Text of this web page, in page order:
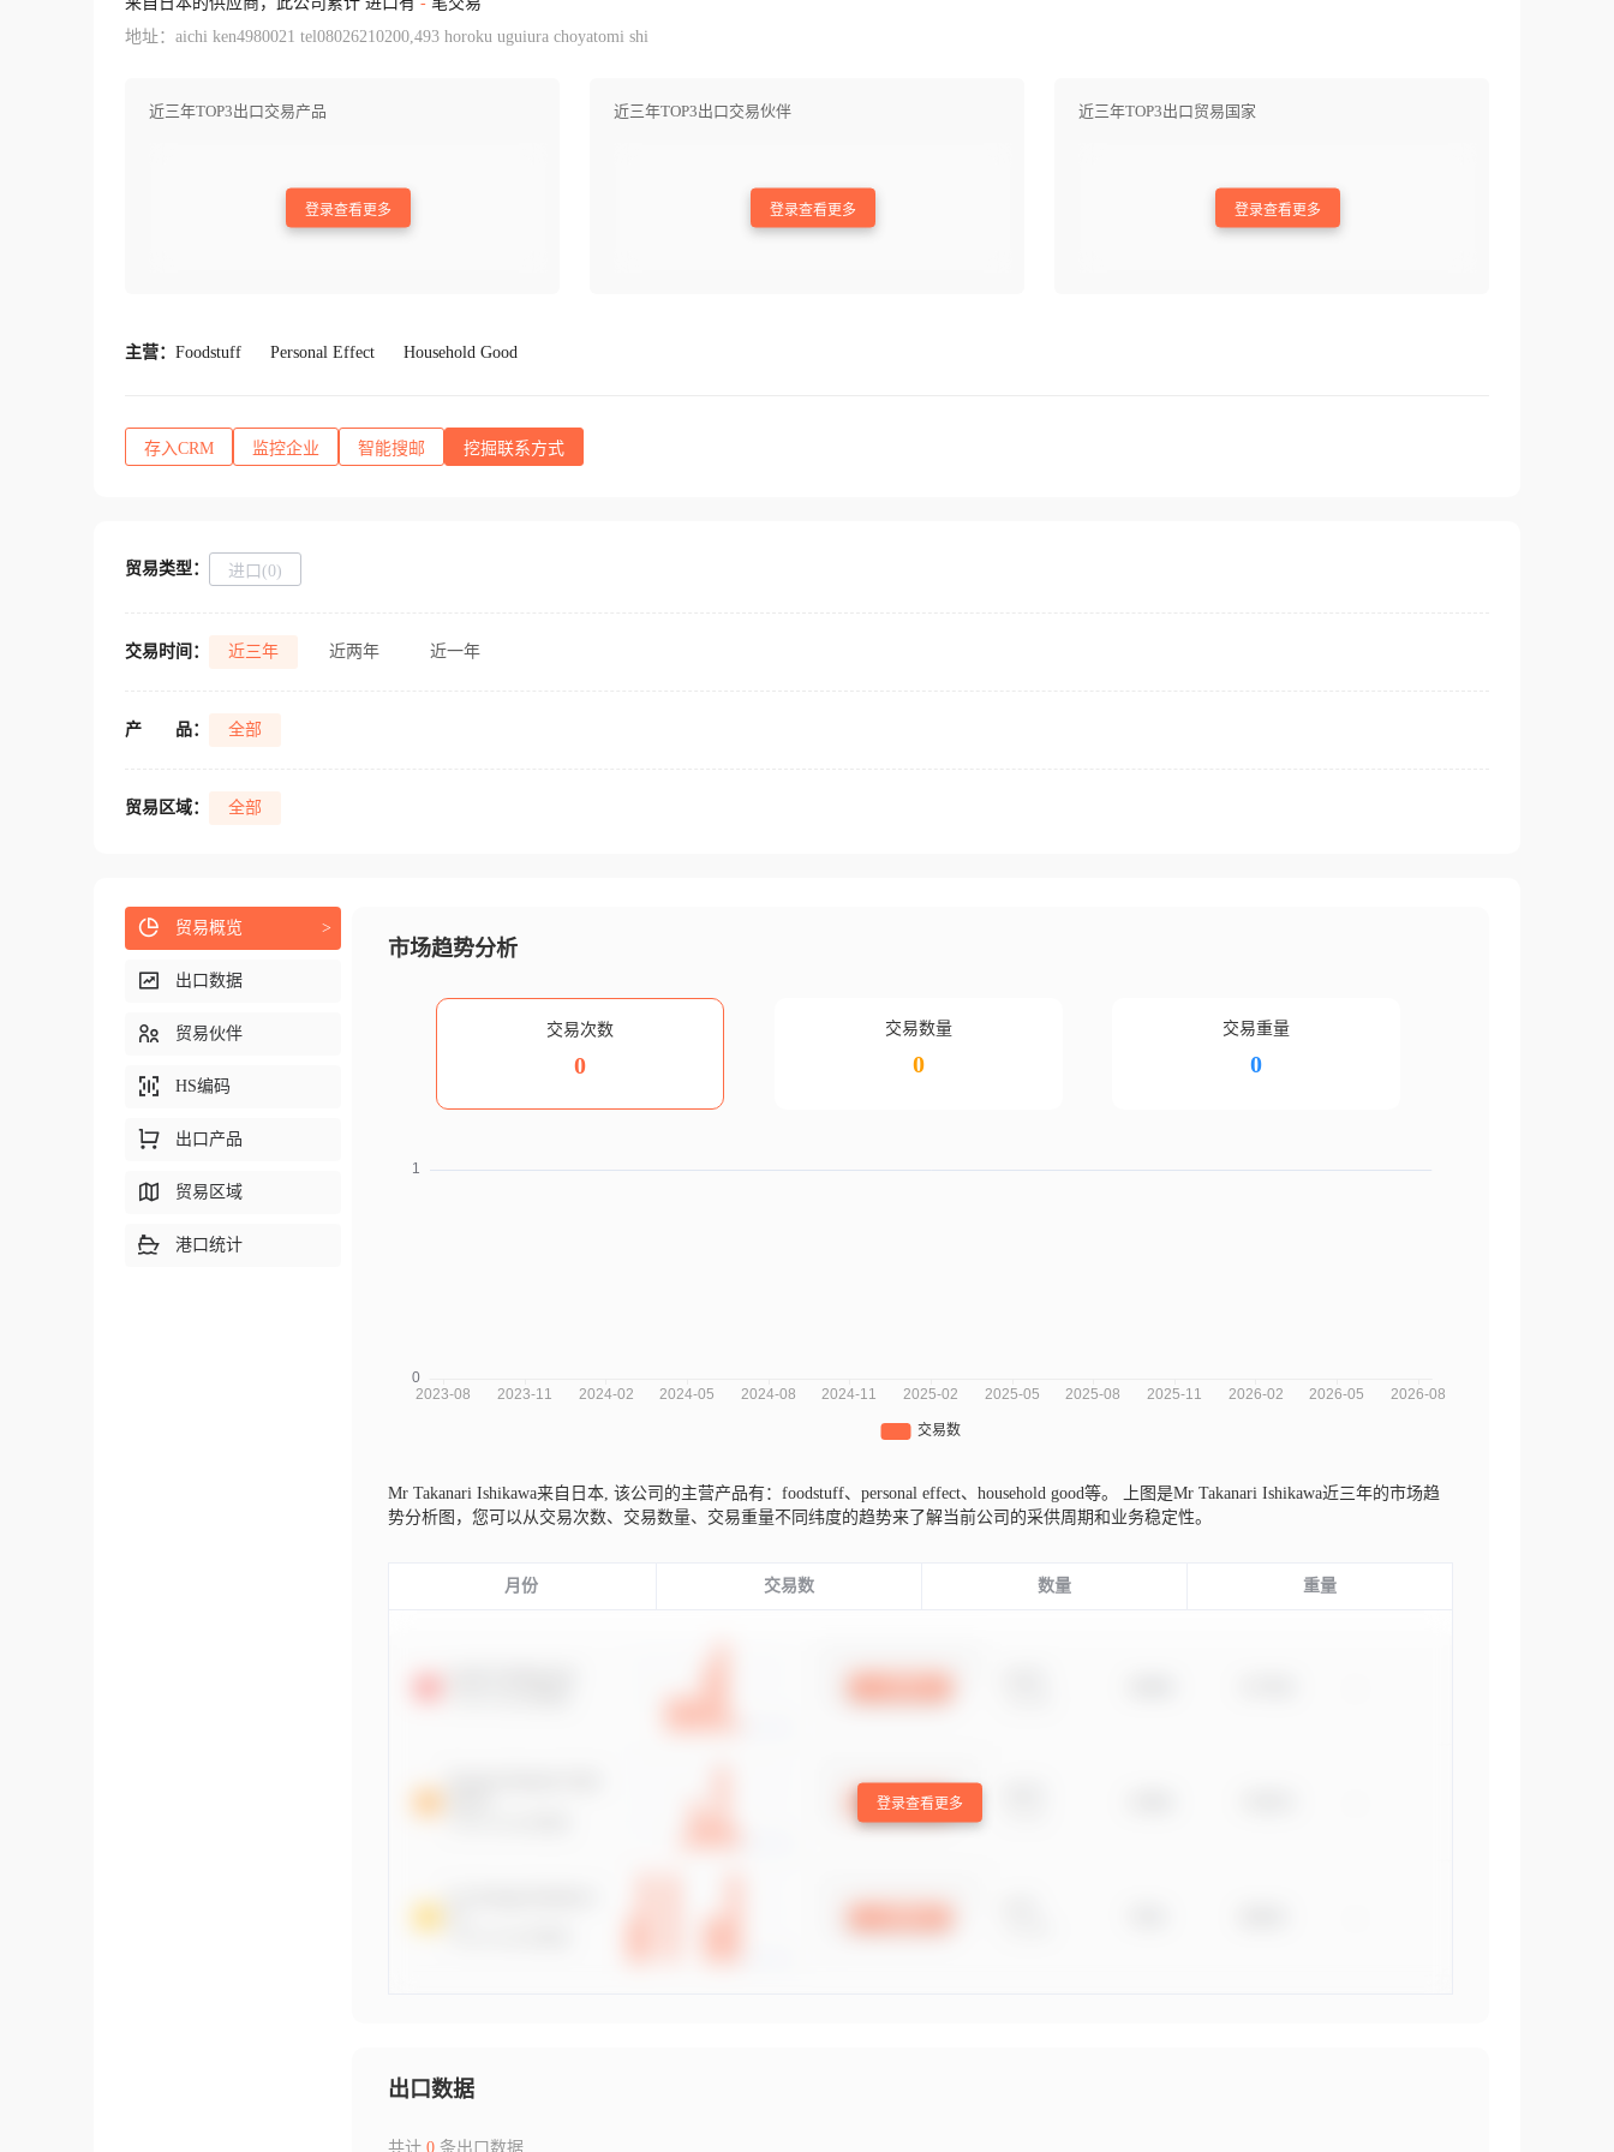
地址：aichi ken4980021 tel08026210200,493 horoku uguiura choyatomi shi
近三年TOP3出口交易产品
登录查看更多
近三年TOP3出口交易伙伴
登录查看更多
近三年TOP3出口贸易国家
登录查看更多
主营： Foodstuff Personal Effect Household Good
存入CRM 监控企业 智能搜邮 挖掘联系方式
贸易类型： 进口(0)
交易时间： 近三年 近两年 近一年
产 品： 全部
贸易区域： 全部
市场趋势分析
交易次数
0
交易数量
0
交易重量
0
Mr Takanari Ishikawa来自日本, 该公司的主营产品有：foodstuff、personal effect、household good等。
上图是Mr Takanari Ishikawa近三年的市场趋
势分析图，您可以从交易次数、交易数量、交易重量不同纬度的趋势来了解当前公司的采供周期和业务稳定性。
月份 交易数 数量 重量
登录查看更多
出口数据
共计 0条出口数据
贸易概览 >
出口数据
贸易伙伴
HS编码
出口产品
贸易区域
港口统计